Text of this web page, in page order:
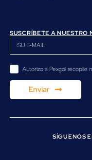
SUSCRÍBETE A NUESTRO
Autorizo a Pexgol recopile
Enviar
SÍGUENOS